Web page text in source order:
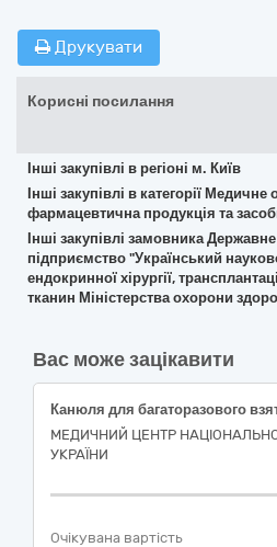
Друкувати
Корисні посилання
Інші закупівлі в регіоні м. Київ
Інші закупівлі в категорії
фармацевтична продукція та
Інші закупівлі замовника
підприємство "Український
ендокринної хірургії,
тканин Міністерства охорони
Вас може зацікавити
МЕДИЧНИЙ ЦЕНТР
УКРАЇНИ
Очікувана вартість